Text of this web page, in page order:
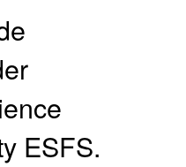
ESFS.